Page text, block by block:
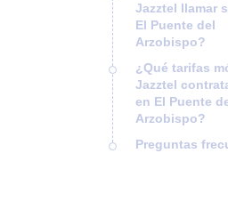
Jazztel llamar
El Puente del
Arzobispo?
¿Qué tarifas
Jazztel
en El Puente
Arzobispo?
Preguntas